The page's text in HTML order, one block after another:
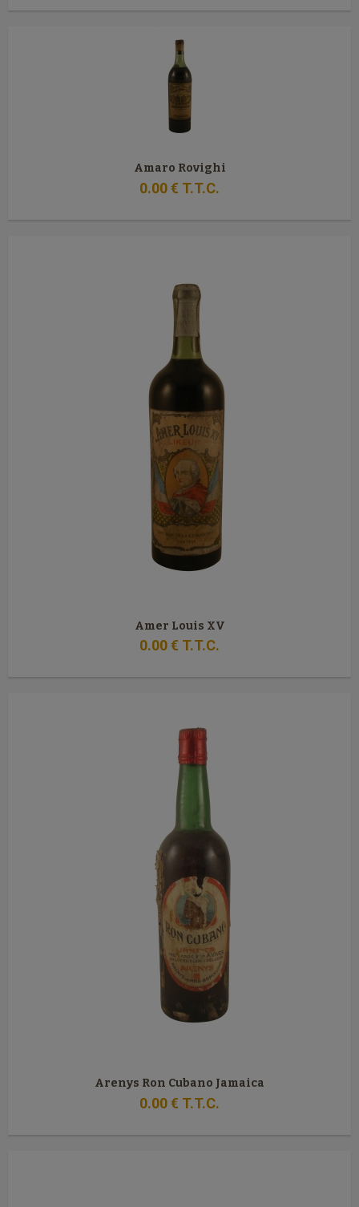
Amaro Rovighi
0.00€ T.T.C.
Amer Louis XV
0.00€ T.T.C.
Arenys Ron Cubano Jamaica
0.00€ T.T.C.